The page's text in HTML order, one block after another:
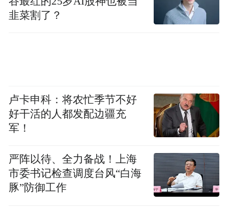
韭菜割了？
卢卡申科：将农忙季节不好
好干活的人都发配边疆充
军！
严阵以待、全力备战！上海
市委书记检查调度台风“白海
豚”防御工作